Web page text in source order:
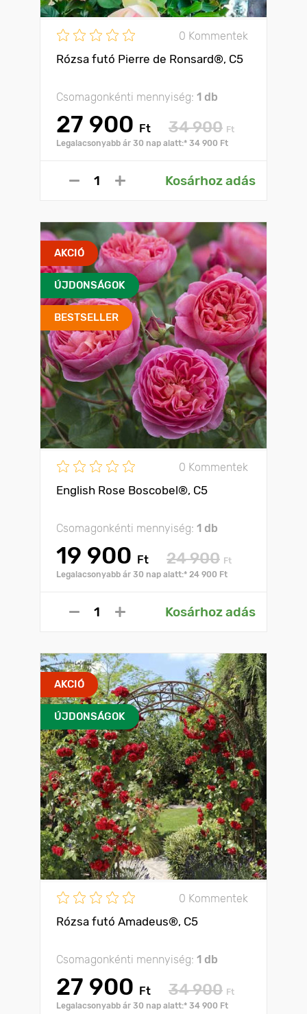
0 Kommentek
Rózsa futó Pierre de Ronsard®, C5
Csomagonkénti mennyiség: 1 db
27 900 Ft 34 900 Ft
Legalacsonyabb ár 30 nap alatt:* 34 900 Ft
Kosárhoz adás
AKCIÓ
ÚJDONSÁGOK
BESTSELLER
0 Kommentek
English Rose Boscobel®, C5
Csomagonkénti mennyiség: 1 db
19 900 Ft 24 900 Ft
Legalacsonyabb ár 30 nap alatt:* 24 900 Ft
Kosárhoz adás
AKCIÓ
ÚJDONSÁGOK
0 Kommentek
Rózsa futó Amadeus®, C5
Csomagonkénti mennyiség: 1 db
27 900 Ft 34 900 Ft
Legalacsonyabb ár 30 nap alatt:* 34 900 Ft